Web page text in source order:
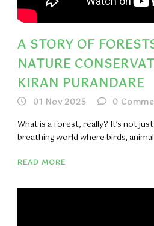
A STORY OF
NATURE
KIRAN PURANDARE
01 Nov 2025 0
What is a forest, really? It’s not
breathing world where birds,
READ MORE